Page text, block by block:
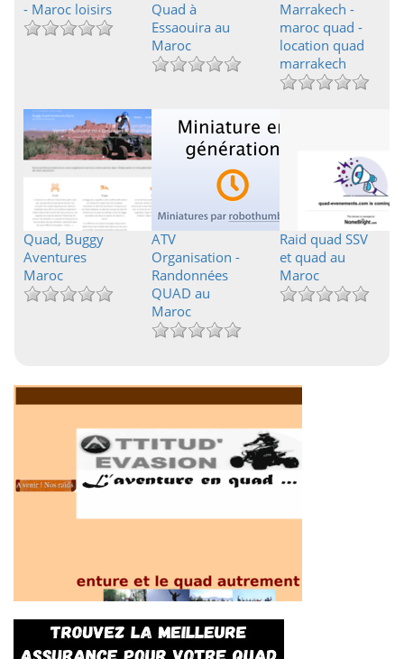
- Maroc loisirs
Quad à
Essaouira au
Maroc
Marrakech -
maroc quad -
location quad
marrakech
Quad, Buggy
Aventures
Maroc
ATV
Organisation -
Randonnées
QUAD au
Maroc
Raid quad SSV
et quad au
Maroc